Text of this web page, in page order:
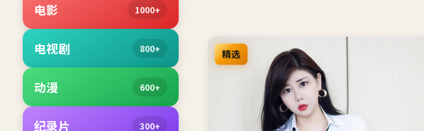
电影 1000+
电视剧 800+
动漫 600+
纪录片 300+
精选